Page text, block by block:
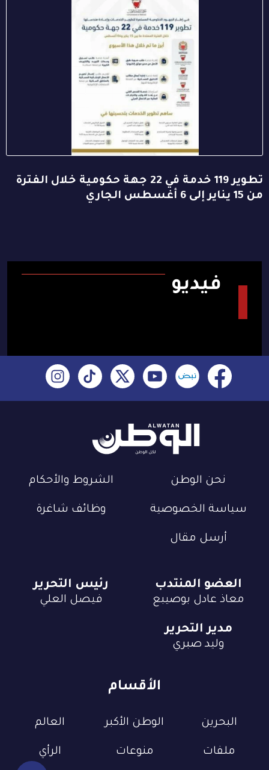
تطوير 119 خدمة في 22 جهة حكومية خلال الفترة
من 15 يناير إلى 6 أغسطس الجاري
فيديو
نحن الوطن الشروط والأحكام
سياسة الخصوصية وظائف شاغرة
أرسل مقال
الأقسام
البحرين الوطن الأكبر العالم
ملفات منوعات الرأي
العضو المنتدب
معاذ عادل بوصيبع
رئيس التحرير
فيصل العلي
مدير التحرير
وليد صبري